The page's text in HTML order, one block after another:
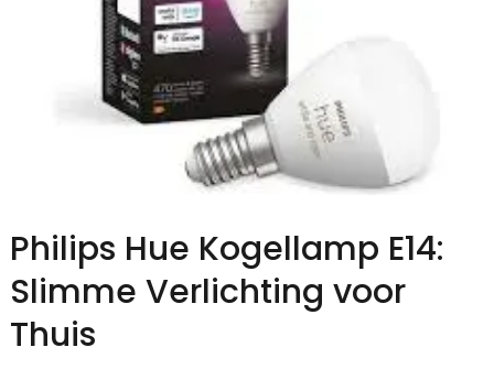
Philips Hue Kogellamp E14:
Slimme Verlichting voor
Thuis